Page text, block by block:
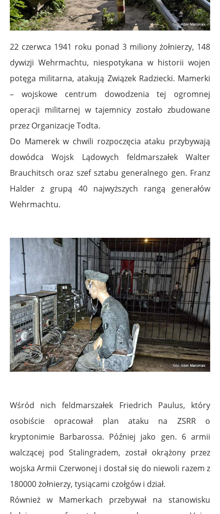
22 czerwca 1941 roku ponad 3 miliony żołnierzy, 148
dywizji Wehrmachtu, niespotykana w historii wojen
potęga militarna, atakują Związek Radziecki. Mamerki
– wojskowe centrum dowodzenia tej ogromnej
operacji militarnej w tajemnicy zostało zbudowane
przez Organizacje Todta.
Do Mamerek w chwili rozpoczęcia ataku przybywają
dowódca Wojsk Lądowych feldmarszałek Walter
Brauchitsch oraz szef sztabu generalnego gen. Franz
Halder z grupą 40 najwyższych rangą generałów
Wehrmachtu.
Wśród nich feldmarszałek Friedrich Paulus, który
osobiście opracował plan ataku na ZSRR o
kryptonimie Barbarossa. Później jako gen. 6 armii
walczącej pod Stalingradem, został okrążony przez
wojska Armii Czerwonej i dostał się do niewoli razem z
180000 żołnierzy, tysiącami czołgów i dział.
Również w Mamerkach przebywał na stanowisku